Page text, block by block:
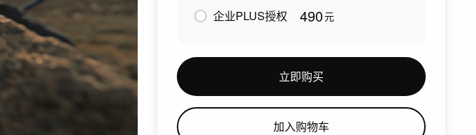
企业PLUS授权 490元
立即购买
加入购物车